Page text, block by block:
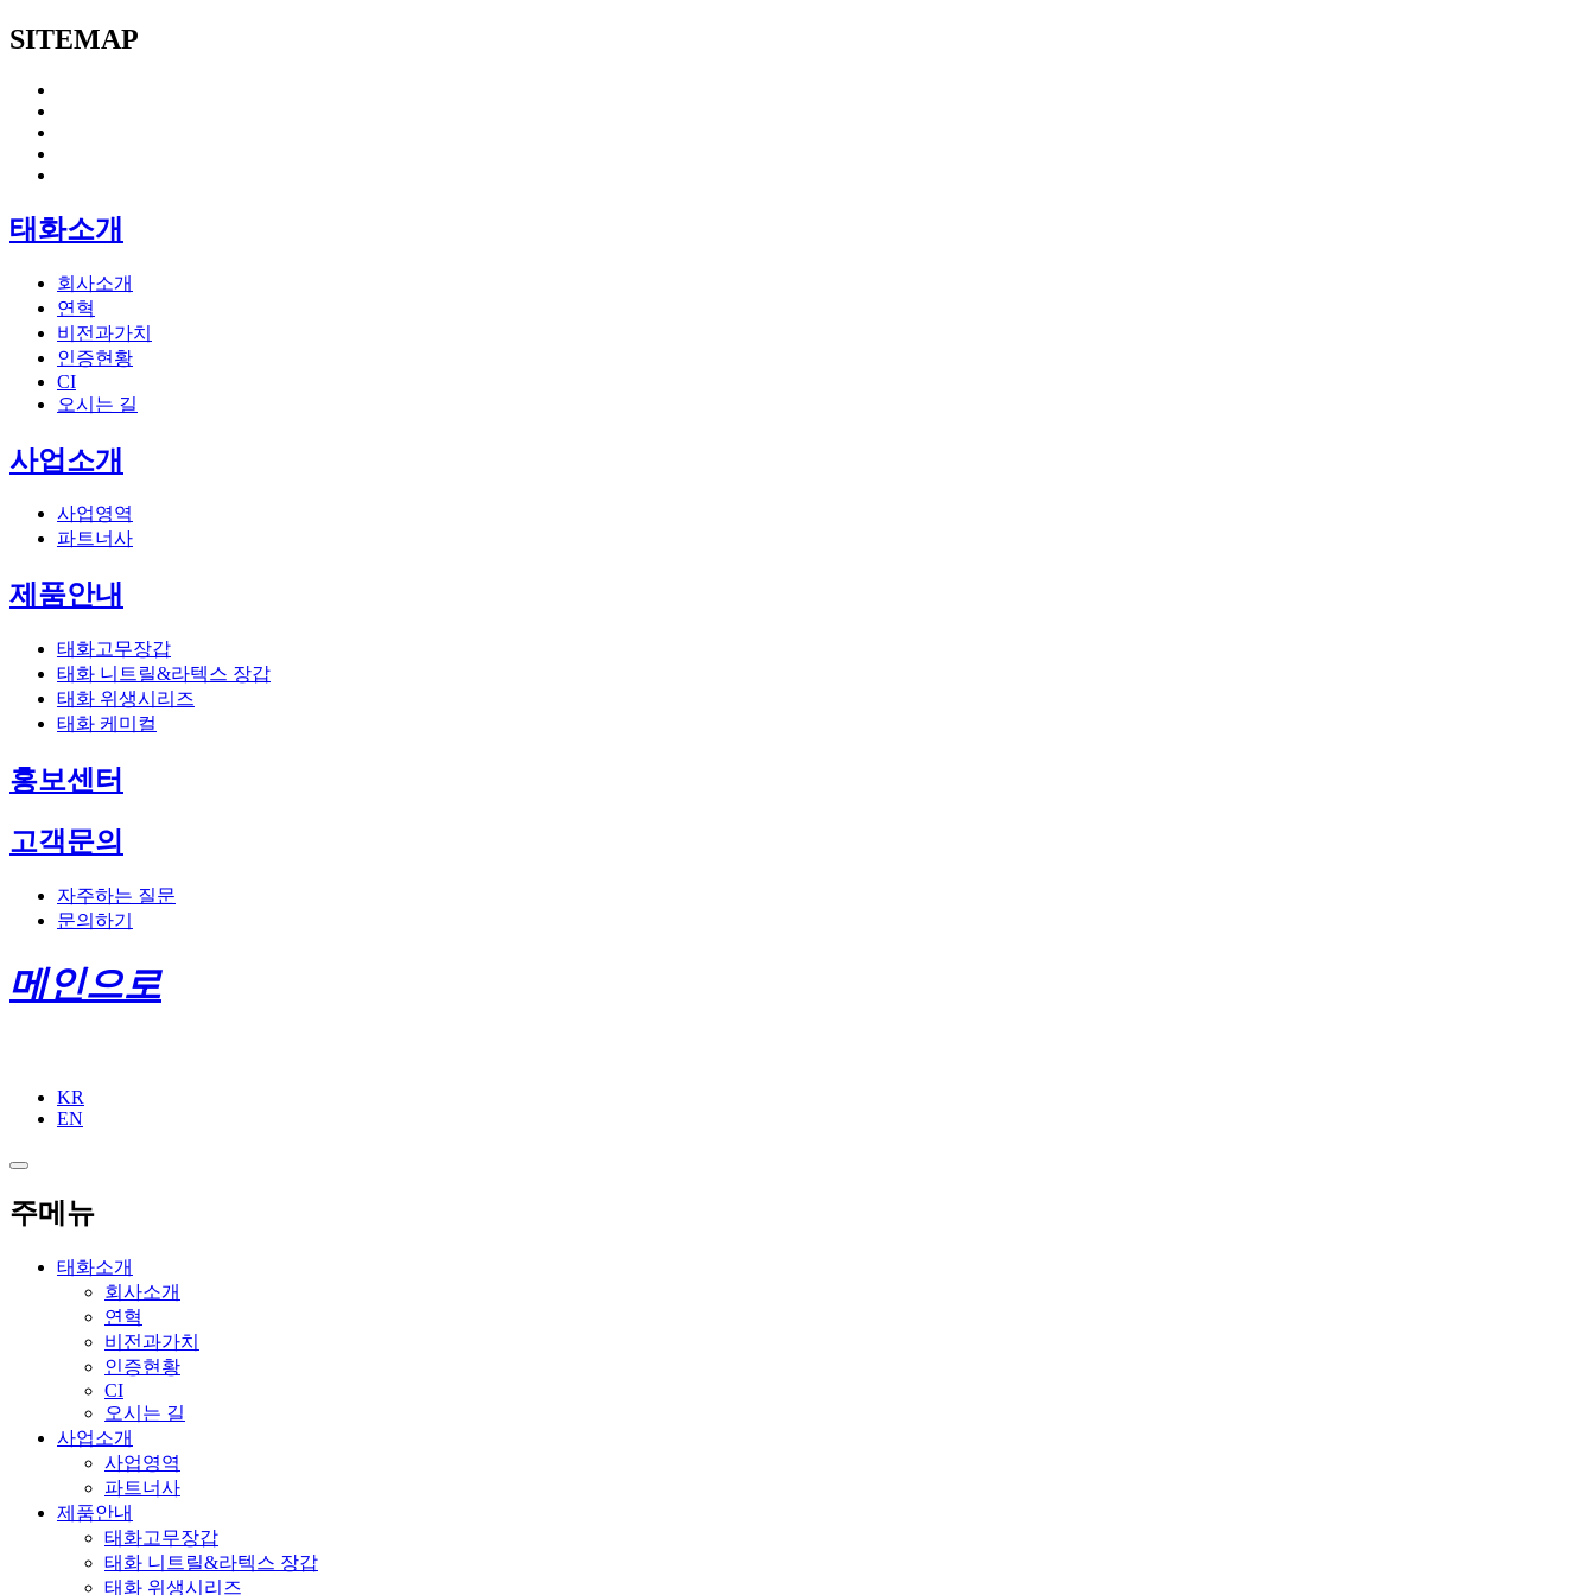
SITEMAP
태화소개
회사소개
연혁
비전과가치
인증현황
CI
오시는 길
사업소개
사업영역
파트너사
제품안내
태화고무장갑
태화 니트릴&라텍스 장갑
태화 위생시리즈
태화 케미컬
홍보센터
고객문의
자주하는 질문
문의하기
메인으로
KR
EN
주메뉴
태화소개
회사소개
연혁
비전과가치
인증현황
CI
오시는 길
사업소개
사업영역
파트너사
제품안내
태화고무장갑
태화 니트릴&라텍스 장갑
태화 위생시리즈